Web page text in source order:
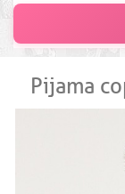
Pijama